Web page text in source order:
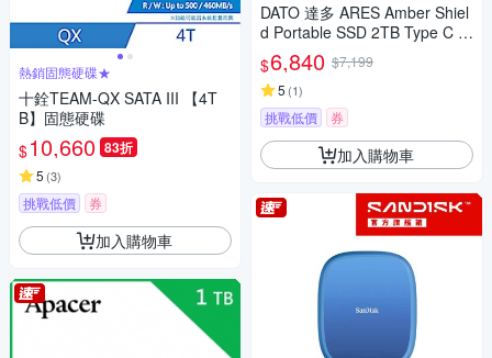
熱銷固態硬碟★
十銓TEAM-QX SATA III 【4T
B】固態硬碟
$10,660 83折
5 (3)
挑戰低價 券
加入購物車
DATO 達多 ARES Amber Shiel
d Portable SSD 2TB Type C 外
接式固態硬碟(MAX讀1600MB/
s 寫1500MB/s)
$6,840 $7,199
5 (1)
挑戰低價 券
加入購物車